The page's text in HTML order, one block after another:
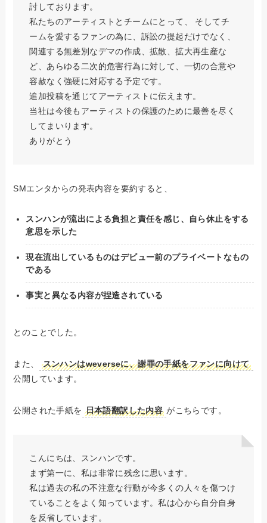
討しております。
私たちのアーティストとチームにとって、 そしてチ
ームを愛するファンの為に、訴訟の提起だけでなく、
関連する無差別なデマの作成、拡散、拡大再生産な
ど、あらゆる二次的危害行為に対して、一切の合意や
容赦なく強硬に対応する予定です。
追加投稿を通じてアーティストに伝えます。
当社は今後もアーティストの保護のために最善を尽く
してまいります。
ありがとう
SMエンタからの発表内容を要約すると、
スンハンが流出による負担と責任を感じ、自ら休止をする
意思を示した
現在流出しているものはデビュー前のプライベートなもの
である
事実と異なる内容が捏造されている
とのことでした。
また、
スンハンはweverseに、謝罪の手紙をファンに向けて
公開しています。
公開された手紙を 日本語翻訳した内容 がこちらです。
こんにちは、スンハンです。
まず第一に、私は非常に残念に思います。
私は過去の私の不注意な行動が今多くの人々を傷つけ
ていることをよく知っています。私は心から自分自身
を反省しています。